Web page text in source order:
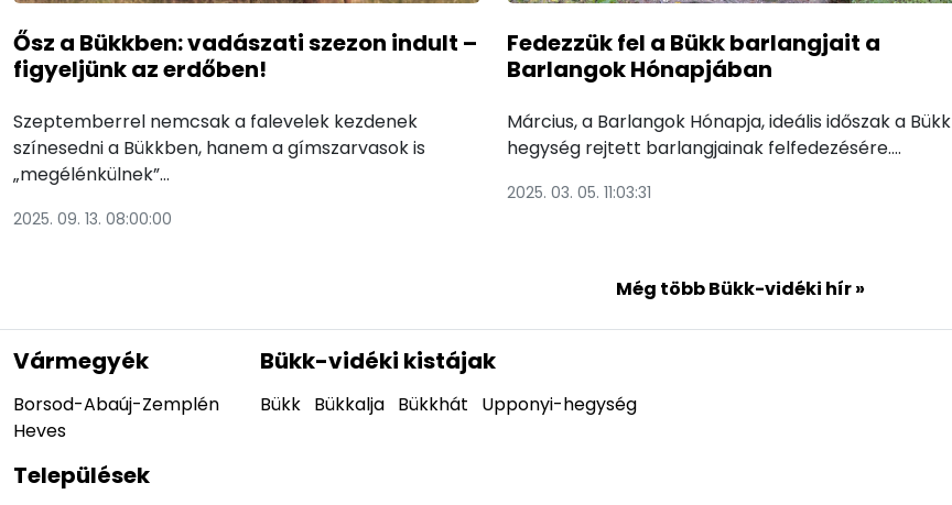
Ősz a Bükkben: vadászati szezon indult –
figyeljünk az erdőben!
Szeptemberrel nemcsak a falevelek kezdenek
színesedni a Bükkben, hanem a gímszarvasok is
„megélénkülnek”…
2025. 09. 13. 08:00:00
Fedezzük fel a Bükk barlangjait a
Barlangok Hónapjában
Március, a Barlangok Hónapja, ideális időszak a Bükk
hegység rejtett barlangjainak felfedezésére.…
2025. 03. 05. 11:03:31
Még több Bükk-vidéki hír »
Vármegyék
Borsod-Abaúj-Zemplén
Heves
Bükk-vidéki kistájak
Bükk Bükkalja Bükkhát Upponyi-hegység
Települések